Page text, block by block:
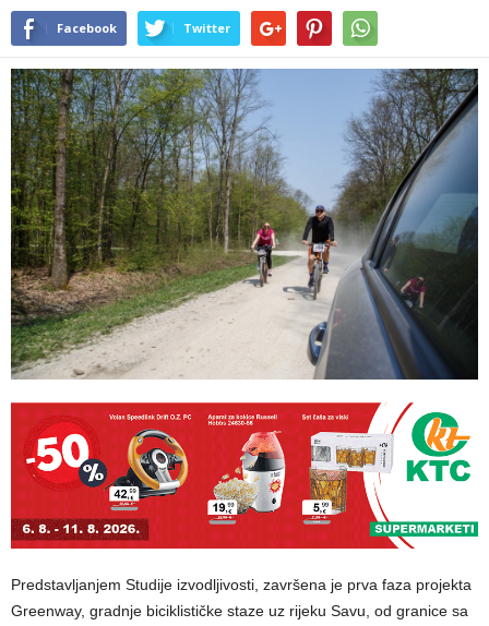
Facebook Twitter
Predstavljanjem Studije izvodljivosti, završena je prva faza projekta
Greenway, gradnje biciklističke staze uz rijeku Savu, od granice sa